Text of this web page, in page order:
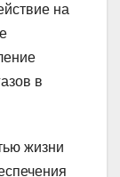
на
в
жизни